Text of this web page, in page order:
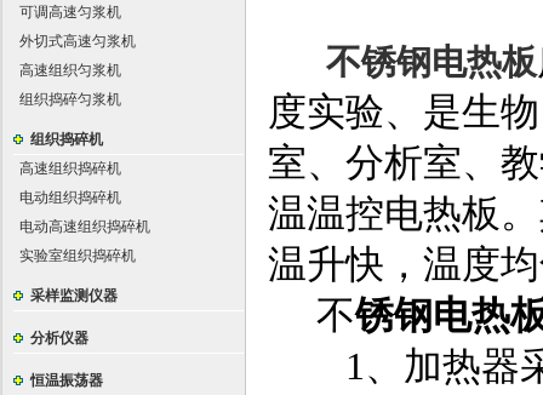
可调高速匀浆机
外切式高速匀浆机
高速组织匀浆机
组织捣碎匀浆机
组织捣碎机
高速组织捣碎机
电动组织捣碎机
电动高速组织捣碎机
实验室组织捣碎机
采样监测仪器
分析仪器
恒温振荡器
不锈钢电热板
度实验、是生
室、分析室、
温温控电热板
温升快，温度
不锈钢电热
1、加热器采